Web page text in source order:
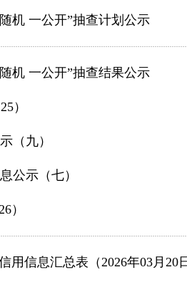
机 一公开”抽查计划公示
机 一公开”抽查结果公示
）
（九）
公示（七）
）
用信息汇总表（2026年03月20